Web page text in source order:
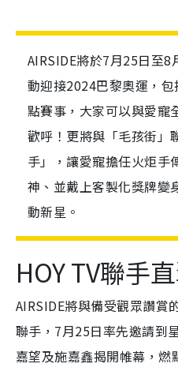
AIRSIDE將於7月25日至
動迎接2024巴黎奧運，
點賽事，大家可以與愛寵
歡呼！更將與「毛孩街」
手」，讓愛寵擔任火炬手
神、並戴上客製化獎牌變
動新星。
HOY TV聯手
AIRSIDE將與備受觀眾讚賞
聯手，7月25日率先邀請到
嘉望及施嘉鑫揭開帷幕，